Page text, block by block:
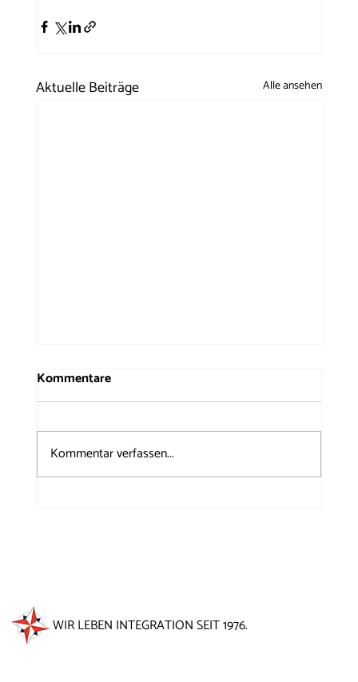
Aktuelle Beiträge Alle ansehen
Kommentare
Kommentar verfassen...
WIR LEBEN INTEGRATION SEIT 1976.